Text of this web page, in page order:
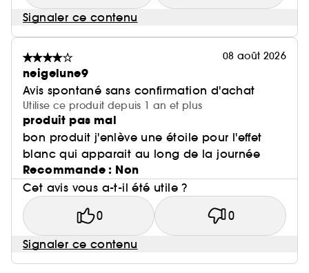
Signaler ce contenu
08 août 2026
neigelune9
Avis spontané sans confirmation d'achat
Utilise ce produit depuis 1 an et plus
produit pas mal
bon produit j'enlève une étoile pour l'effet
blanc qui apparait au long de la journée
Recommande : Non
Cet avis vous a-t-il été utile ?
0 0
Signaler ce contenu